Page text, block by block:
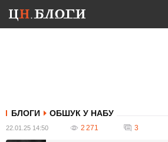
БЛОГИ ОБШУК У НАБУ
22.01.25 14:50 2 271 3